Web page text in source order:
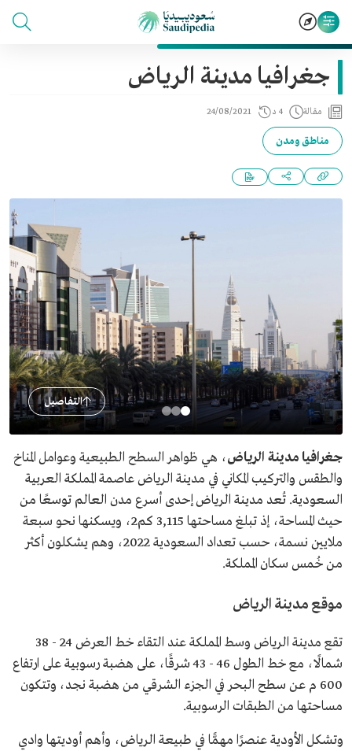
جغرافيا مدينة الرياض
مقالة 4 د 24/08/2021
مناطق ومدن
التفاصيل
جغرافيا مدينة الرياض، هي ظواهر السطح الطبيعية وعوامل المناخ
والطقس والتركيب المكاني في مدينة الرياض عاصمة المملكة العربية
السعودية. تُعد مدينة الرياض إحدى أسرع مدن العالم توسعًا من
حيث المساحة، إذ تبلغ مساحتها 3,115 كم2، ويسكنها نحو سبعة
ملايين نسمة، حسب تعداد السعودية 2022، وهم يشكلون أكثر
من خُمس سكان المملكة.
موقع مدينة الرياض
تقع مدينة الرياض وسط المملكة عند التقاء خط العرض 24 - 38
شمالًا، مع خط الطول 46 - 43 شرقًا، على هضبة رسوبية على ارتفاع
600 م عن سطح البحر في الجزء الشرقي من هضبة نجد، وتتكون
مساحتها من الطبقات الرسوبية.
وتشكل الأودية عنصرًا مهمًّا في طبيعة الرياض، وأهم أوديتها وادي